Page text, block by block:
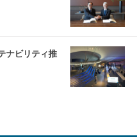
ナビリティ推